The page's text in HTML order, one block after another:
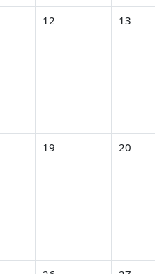
10日
なし 2026年 06月 11日
イベントなし 2026年 06
12 イベン
13
17日
なし 2026年 06月 18日
イベントなし 2026年 06
19 イベン
20
24日
なし 2026年 06月 25日
イベントなし 2026年 06
イベン